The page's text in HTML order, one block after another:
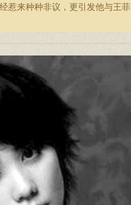
惹来种种非议，更引发他与王